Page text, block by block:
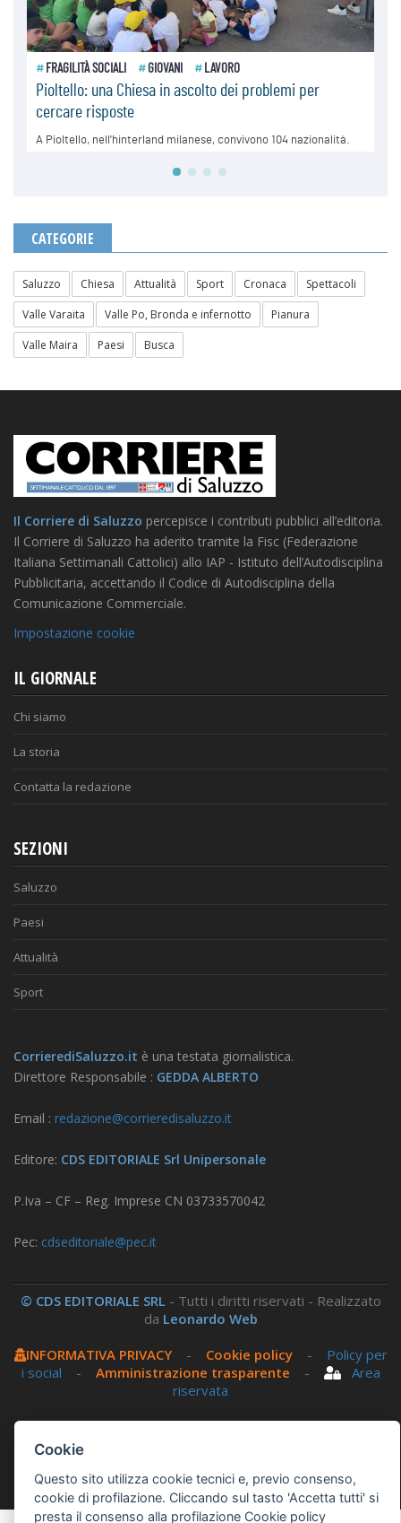
CATEGORIE
Saluzzo Chiesa Attualità Sport Cronaca
Spettacoli
Valle Varaita
Valle Po, Bronda e infernotto
Pianura
Valle Maira
Paesi Busca
Il Corriere di Saluzzo percepisce i contributi pubblici all’editoria.
Il Corriere di Saluzzo ha aderito tramite la Fisc (Federazione
Italiana Settimanali Cattolici) allo IAP - Istituto dell’Autodisciplina
Pubblicitaria, accettando il Codice di Autodisciplina della
Comunicazione Commerciale.
Impostazione cookie
IL GIORNALE
Chi siamo
La storia
Contatta la redazione
SEZIONI
Saluzzo
Paesi
Attualità
Sport
CorrierediSaluzzo.it è una testata giornalistica.
Direttore Responsabile : GEDDA ALBERTO
Email : redazione@corrieredisaluzzo.it
Editore: CDS EDITORIALE Srl Unipersonale
P.Iva – CF – Reg. Imprese CN 03733570042
Pec: cdseditoriale@pec.it
© CDS EDITORIALE SRL - Tutti i diritti riservati - Realizzato
da Leonardo Web
INFORMATIVA PRIVACY- Cookie policy- Policy per
i social - Amministrazione trasparente -
Area
riservata
Questo sito utilizza, nella versione per UTENTI CON
DISLESSIA,
Leggibilità.
Cookie
Questo sito utilizza cookie tecnici e, previo consenso,
cookie di profilazione. Cliccando sul tasto 'Accetta tutti' si
presta il consenso alla profilazione Cookie policy